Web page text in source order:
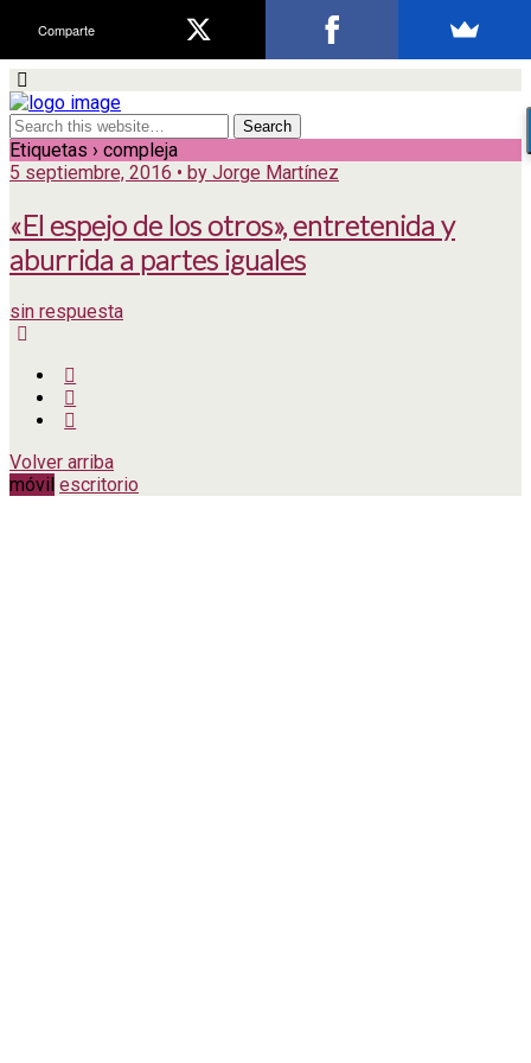
Etiquetas › compleja
5 septiembre, 2016 • by Jorge Martínez
«El espejo de los otros», entretenida y
aburrida a partes iguales
sin respuesta
Volver arriba
móvil escritorio
Comparte